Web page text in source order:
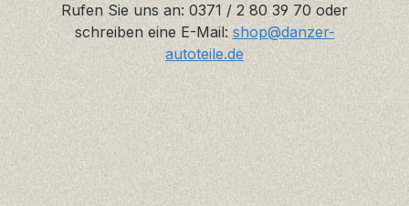
Rufen Sie uns an: 0371 / 2 80 39 70 oder
schreiben eine E-Mail:shop@danzer-
autoteile.de